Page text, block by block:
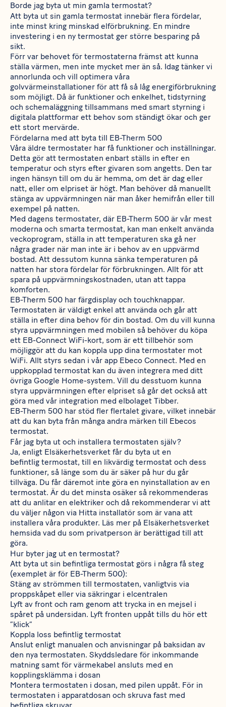
Borde jag byta ut min gamla termostat?
Att byta ut sin gamla termostat innebär flera fördelar,
inte minst kring minskad elförbrukning. En mindre
investering i en ny termostat ger större besparing på
sikt.
Förr var behovet för termostaterna främst att kunna
ställa värmen, men inte mycket mer än så. Idag tänker vi
annorlunda och vill optimera våra
golvvärmeinstallationer för att få så låg energiförbrukning
som möjligt. Då är funktioner och enkelhet, tidstyrning
och schemaläggning tillsammans med smart styrning i
digitala plattformar ett behov som ständigt ökar och ger
ett stort mervärde.
Fördelarna med att byta till EB-Therm 500
Våra äldre termostater har få funktioner och inställningar.
Detta gör att termostaten enbart ställs in efter en
temperatur och styrs efter givaren som angetts. Den tar
ingen hänsyn till om du är hemma, om det är dag eller
natt, eller om elpriset är högt. Man behöver då manuellt
stänga av uppvärmningen när man åker hemifrån eller till
exempel på natten.
Med dagens termostater, där EB-Therm 500 är vår mest
moderna och smarta termostat, kan man enkelt använda
veckoprogram, ställa in att temperaturen ska gå ner
några grader när man inte är i behov av en uppvärmd
bostad. Att dessutom kunna sänka temperaturen på
natten har stora fördelar för förbrukningen. Allt för att
spara på uppvärmningskostnaden, utan att tappa
komforten.
EB-Therm 500 har färgdisplay och touchknappar.
Termostaten är väldigt enkel att använda och går att
ställa in efter dina behov för din bostad. Om du vill kunna
styra uppvärmningen med mobilen så behöver du köpa
ett EB-Connect WiFi-kort, som är ett tillbehör som
möjliggör att du kan koppla upp dina termostater mot
WiFi. Allt styrs sedan i vår app Ebeco Connect. Med en
uppkopplad termostat kan du även integrera med ditt
övriga Google Home-system. Vill du desstuom kunna
styra uppvärmningen efter elpriset så går det också att
göra med vår integration med elbolaget Tibber.
EB-Therm 500 har stöd fler flertalet givare, vilket innebär
att du kan byta från många andra märken till Ebecos
termostat.
Får jag byta ut och installera termostaten själv?
Ja, enligt Elsäkerhetsverket får du byta ut en
befintlig termostat, till en likvärdig termostat och dess
funktioner, så länge som du är säker på hur du går
tillväga. Du får däremot inte göra en nyinstallation av en
termostat. Är du det minsta osäker så rekommenderas
att du anlitar en elektriker och då rekommenderar vi att
du väljer någon via Hitta installatör som är vana att
installera våra produkter. Läs mer på Elsäkerhetsverket
hemsida vad du som privatperson är berättigad till att
göra.
Hur byter jag ut en termostat?
Att byta ut sin befintliga termostat görs i några få steg
(exemplet är för EB-Therm 500):
Stäng av strömmen till termostaten, vanligtvis via
proppskåpet eller via säkringar i elcentralen
Lyft av front och ram genom att trycka in en mejsel i
spåret på undersidan. Lyft fronten uppåt tills du hör ett
”klick”
Koppla loss befintlig termostat
Anslut enligt manualen och anvisningar på baksidan av
den nya termostaten. Skyddsledare för inkommande
matning samt för värmekabel ansluts med en
kopplingsklämma i dosan
Montera termostaten i dosan, med pilen uppåt. För in
termostaten i apparatdosan och skruva fast med